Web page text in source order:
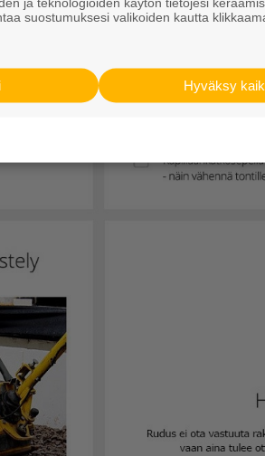
suostumuksesi valikoiden kautta
Hyväksy